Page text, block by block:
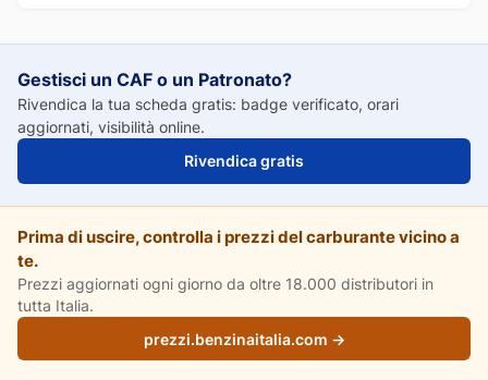
Gestisci un CAF o un Patronato?
Rivendica la tua scheda gratis: badge verificato, orari
aggiornati, visibilità online.
Rivendica gratis
Prima di uscire, controlla i prezzi del carburante vicino a
te.
Prezzi aggiornati ogni giorno da oltre 18.000 distributori in
tutta Italia.
prezzi.benzinaitalia.com →